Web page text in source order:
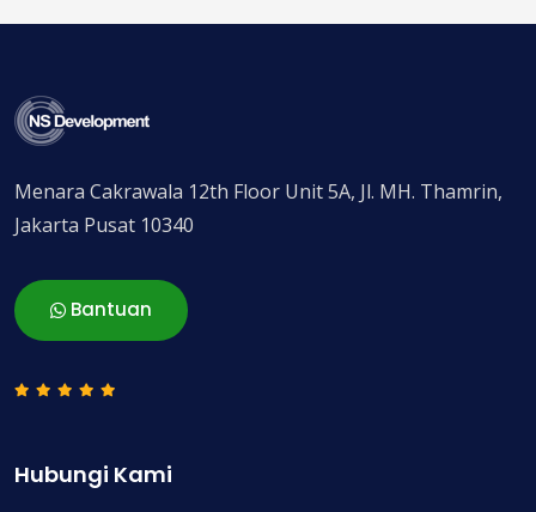
Menara Cakrawala 12th Floor Unit 5A, Jl. MH. Thamrin,
Jakarta Pusat 10340
Bantuan
Hubungi Kami